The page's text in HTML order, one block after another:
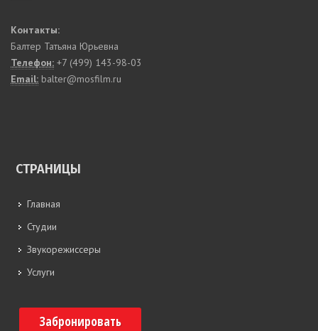
Контакты:
Балтер Татьяна Юрьевна
Телефон: +7 (499) 143-98-03
Email: balter@mosfilm.ru
СТРАНИЦЫ
Главная
Студии
Звукорежиссеры
Услуги
Забронировать